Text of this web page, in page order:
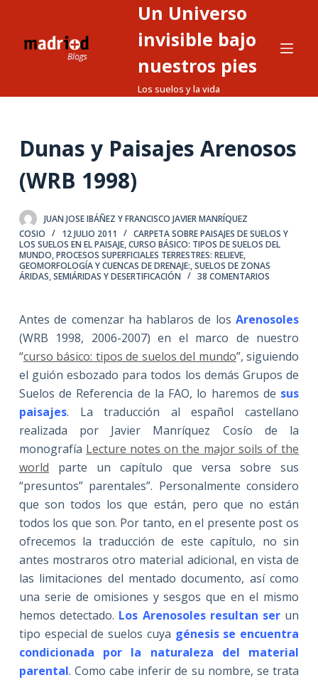
o
e
n
Un Universo
invisible bajo
nuestros pies
Los suelos y la vida
Dunas y Paisajes Arenosos
(WRB 1998)
JUAN JOSE IBÁÑEZ Y FRANCISCO JAVIER MANRÍQUEZ
COSIO
12 JULIO 2011
CARPETA SOBRE PAISAJES DE SUELOS Y
LOS SUELOS EN EL PAISAJE,CURSO BÁSICO: TIPOS DE SUELOS DEL
MUNDO,PROCESOS SUPERFICIALES TERRESTRES: RELIEVE,
GEOMORFOLOGÍA Y CUENCAS DE DRENAJE:,SUELOS DE ZONAS
ÁRIDAS, SEMIÁRIDAS Y DESERTIFICACIÓN
38 COMENTARIOS
Antes de comenzar ha hablaros de los Arenosoles
(WRB 1998, 2006-2007) en el marco de nuestro
“curso básico: tipos de suelos del mundo”, siguiendo
el guión esbozado para todos los demás Grupos de
Suelos de Referencia de la FAO, lo haremos de sus
paisajes. La traducción al español castellano
realizada por Javier Manríquez Cosío de la
monografía Lecture notes on the major soils of the
world parte un capítulo que versa sobre sus
“presuntos” parentales”. Personalmente considero
que son todos los que están, pero que no están
todos los que son. Por tanto, en el presente post os
ofrecemos la traducción de este capítulo, no sin
antes mostraros otro material adicional, en vista de
las limitaciones del mentado documento, así como
una serie de omisiones y sesgos que en el mismo
hemos detectado. Los Arenosoles resultan serun
tipo especial de suelos cuya génesis se encuentra
condicionada por la naturaleza del material
parental. Como cabe inferir de su nombre, se trata